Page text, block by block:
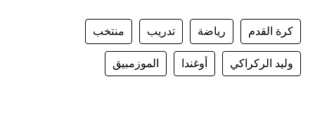
كرة القدم رياضة تدريب منتخب
وليد الركراكي أوغندا الموزمبيق